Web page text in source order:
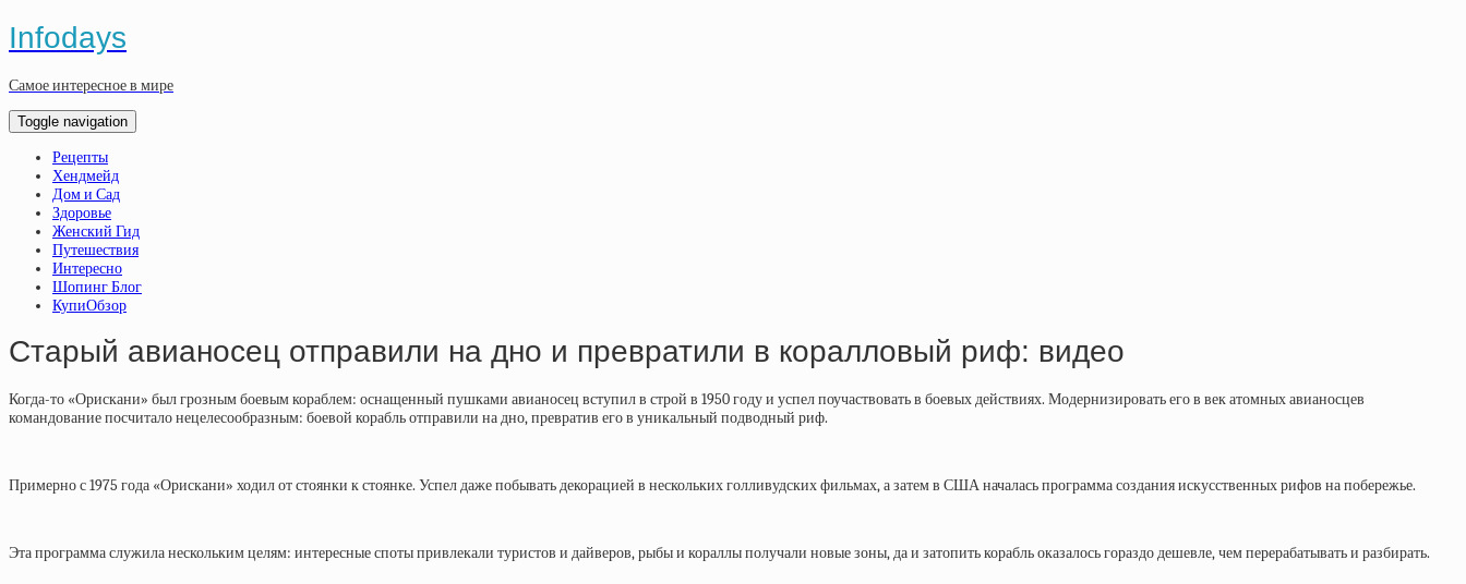
Infodays
Самое интересное в мире
Toggle navigation
Рецепты
Хендмейд
Дом и Сад
Здоровье
Женский Гид
Путешествия
Интересно
Шопинг Блог
КупиОбзор
Старый авианосец отправили на дно и превратили в коралловый риф: видео
Когда-то «Орискани» был грозным боевым кораблем: оснащенный пушками авианосец вступил в строй в 1950 году и успел поучаствовать в боевых действиях. Модернизировать его в век атомных авианосцев
командование посчитало нецелесообразным: боевой корабль отправили на дно, превратив его в уникальный подводный риф.
Примерно с 1975 года «Орискани» ходил от стоянки к стоянке. Успел даже побывать декорацией в нескольких голливудских фильмах, а затем в США началась программа создания искусственных рифов на побережье.
Эта программа служила нескольким целям: интересные споты привлекали туристов и дайверов, рыбы и кораллы получали новые зоны, да и затопить корабль оказалось гораздо дешевле, чем перерабатывать и разбирать.